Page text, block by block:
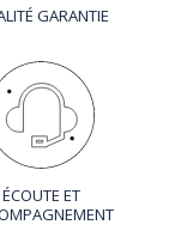
GARANTIE
ÉCOUTE ET